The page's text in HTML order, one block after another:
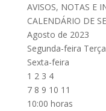
AVISOS, NOTAS E
CALENDÁRIO DE
Agosto de 2023
Segunda-feira
Sexta-feira
1 2 3 4
7 8 9 10 11
10:00 horas